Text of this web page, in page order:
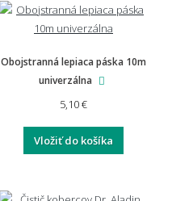
Obojstranná lepiaca páska 10m
univerzálna
5,10 €
Vložiť do košíka